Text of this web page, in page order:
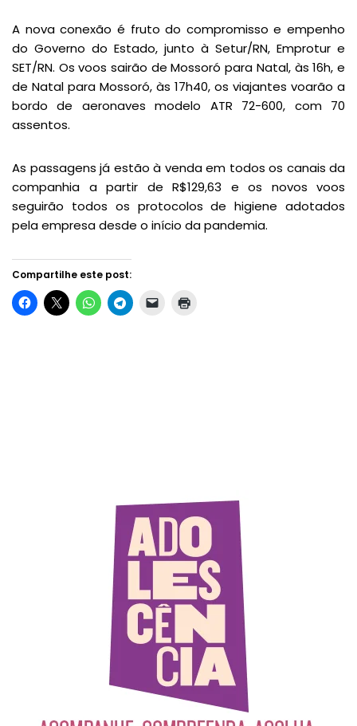
A nova conexão é fruto do compromisso e empenho
do Governo do Estado, junto à Setur/RN, Emprotur e
SET/RN. Os voos sairão de Mossoró para Natal, às 16h, e
de Natal para Mossoró, às 17h40, os viajantes voarão a
bordo de aeronaves modelo ATR 72-600, com 70
assentos.
As passagens já estão à venda em todos os canais da
companhia a partir de R$129,63 e os novos voos
seguirão todos os protocolos de higiene adotados
pela empresa desde o início da pandemia.
Compartilhe este post: